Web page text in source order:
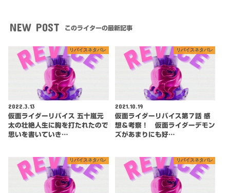
NEW POST このライターの最新記事
リバイスネタバレ
2022.3.13
仮面ライダーリバイス 五十嵐元
太の壮絶人生に胸を打たれたので
思いを書いていき…
リバイスネタバレ
2021.10.19
仮面ライダーリバイス第７話 感
想＆考察！ 仮面ライダーデモン
ズがあまりにも好…
リバイスネタバレ リバイスネタバレ